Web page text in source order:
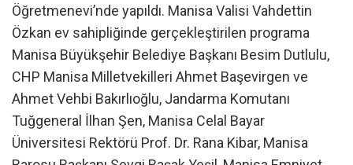
Öğretmenevi’nde yapıldı. Manisa Valisi Vahdettin
Özkan ev sahipliğinde gerçekleştirilen programa
Manisa Büyükşehir Belediye Başkanı Besim Dutlulu,
CHP Manisa Milletvekilleri Ahmet Başevirgen ve
Ahmet Vehbi Bakırlıoğlu, Jandarma Komutanı
Tuğgeneral İlhan Şen, Manisa Celal Bayar
Üniversitesi Rektörü Prof. Dr. Rana Kibar, Manisa